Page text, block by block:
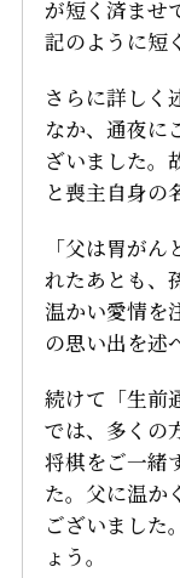
が短く済ませ
記のように短
さらに詳しく
なか、通夜に
ざいました。
と喪主自身の
「父は胃が
れたあとも、
温かい愛情を
の思い出を述
続けて「生前
では、多くの
将棋をご一緒
た。父に温か
ございました
ょう。